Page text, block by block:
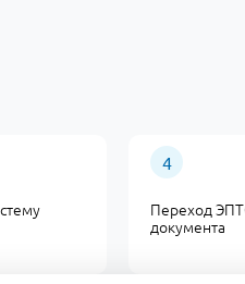
Переход
документа